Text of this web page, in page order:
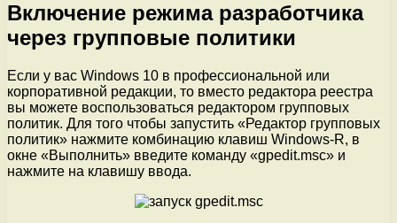
Включение режима разработчика
через групповые политики
Если у вас Windows 10 в профессиональной или
корпоративной редакции, то вместо редактора реестра
вы можете воспользоваться редактором групповых
политик. Для того чтобы запустить «Редактор групповых
политик» нажмите комбинацию клавиш Windows-R, в
окне «Выполнить» введите команду «gpedit.msc» и
нажмите на клавишу ввода.